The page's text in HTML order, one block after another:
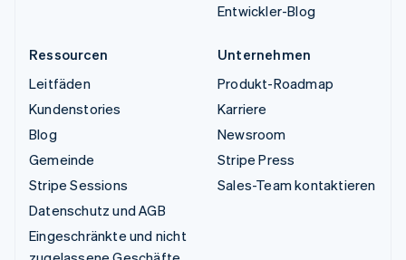
Entwickler-Blog
Ressourcen
Leitfäden
Kundenstories
Blog
Gemeinde
Stripe Sessions
Datenschutz und AGB
Eingeschränkte und nicht
Unternehmen
Produkt-Roadmap
Karriere
Newsroom
Stripe Press
Sales-Team kontaktieren